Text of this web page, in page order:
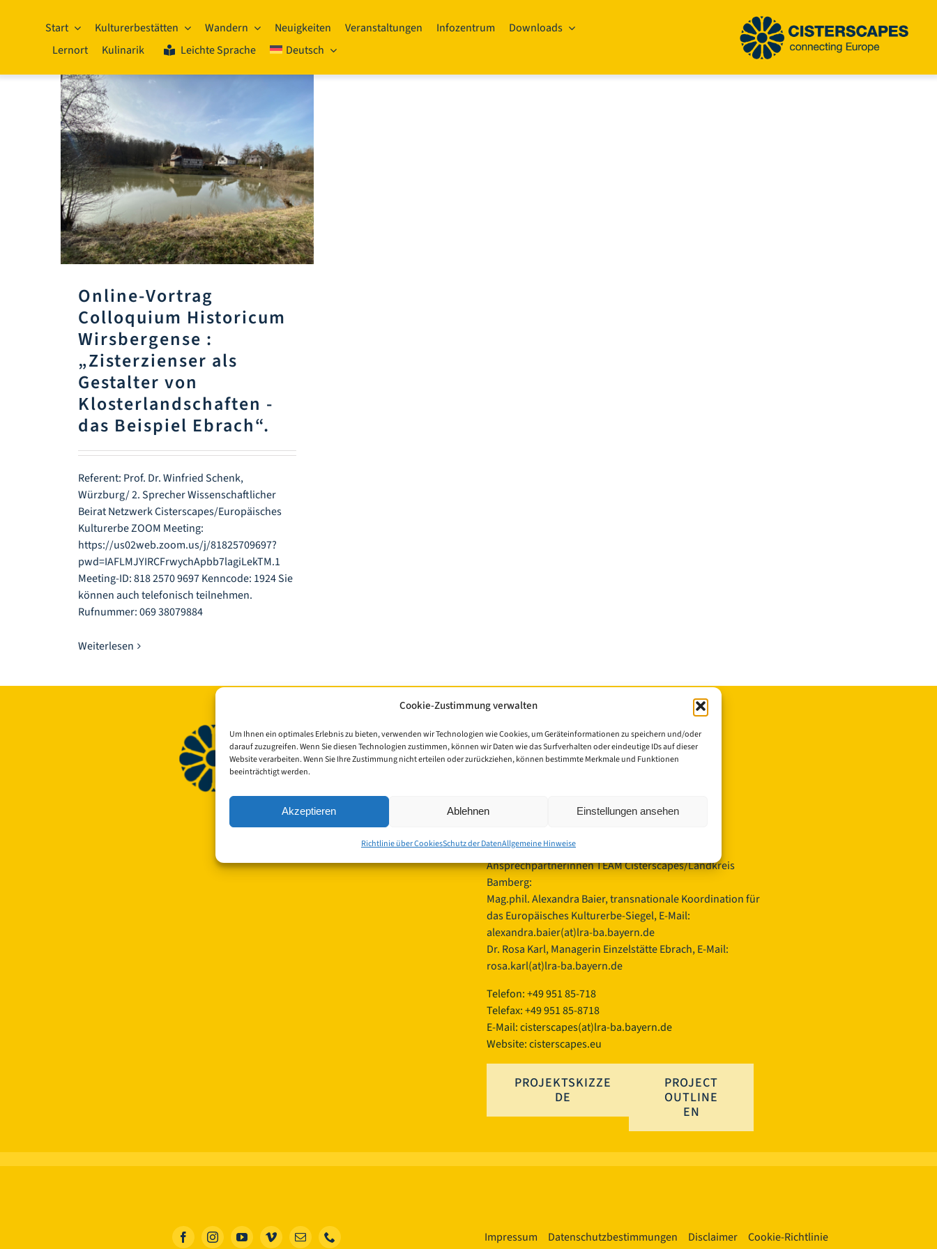
Cookie-Zustimmung verwalten
Um Ihnen ein optimales Erlebnis zu bieten, verwenden wir Technologien wie Cookies, um Geräteinformationen zu speichern und/oder
darauf zuzugreifen. Wenn Sie diesen Technologien zustimmen, können wir Daten wie das Surfverhalten oder eindeutige IDs auf dieser
Website verarbeiten. Wenn Sie Ihre Zustimmung nicht erteilen oder zurückziehen, können bestimmte Merkmale und Funktionen
beeinträchtigt werden.
Akzeptieren Ablehnen Einstellungen ansehen
Richtlinie über CookiesSchutz der DatenAllgemeine Hinweise
Start Kulturerbestätten Wandern Neuigkeiten Veranstaltungen Infozentrum
Downloads
Lernort
Kulinarik Leichte Sprache Deutsch
Online-Vortrag
Colloquium Historicum
Wirsbergense :
„Zisterzienser als
Gestalter von
Klosterlandschaften -
das Beispiel Ebrach“.
Referent: Prof. Dr. Winfried Schenk,
Würzburg/ 2. Sprecher Wissenschaftlicher
Beirat Netzwerk Cisterscapes/Europäisches
Kulturerbe ZOOM Meeting:
https://us02web.zoom.us/j/81825709697?
pwd=IAFLMJYIRCFrwychApbb7lagiLekTM.1
Meeting-ID: 818 2570 9697 Kenncode: 1924 Sie
können auch telefonisch teilnehmen.
Rufnummer: 069 38079884
Weiterlesen
© Copyright 2023 - 2026 | Cisterscapes
Alle Rechte vorbehalten
und alle Angaben ohne Gewähr.
Kontakt:
Germany
Ansprechpartnerinnen TEAM Cisterscapes/Landkreis
Bamberg:
Mag.phil. Alexandra Baier, transnationale Koordination für
das Europäisches Kulturerbe-Siegel, E-Mail:
alexandra.baier(at)lra-ba.bayern.de
Dr. Rosa Karl, Managerin Einzelstätte Ebrach, E-Mail:
rosa.karl(at)lra-ba.bayern.de
Telefon: +49 951 85-718
Telefax: +49 951 85-8718
E-Mail:cisterscapes(at)lra-ba.bayern.de
Website: cisterscapes.eu
PROJEKTSKIZZE
DE
PROJECT
OUTLINE
EN
Impressum Datenschutzbestimmungen Disclaimer Cookie-Richtlinie